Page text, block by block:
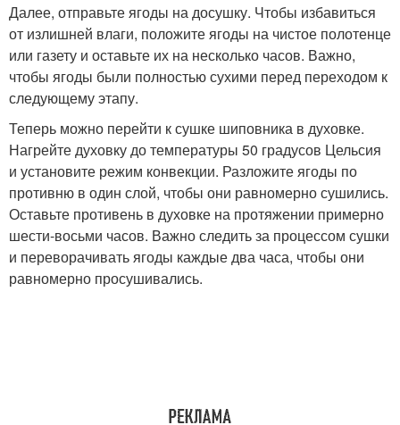
Далее, отправьте ягоды на досушку. Чтобы избавиться
от излишней влаги, положите ягоды на чистое полотенце
или газету и оставьте их на несколько часов. Важно,
чтобы ягоды были полностью сухими перед переходом к
следующему этапу.
Теперь можно перейти к сушке шиповника в духовке.
Нагрейте духовку до температуры 50 градусов Цельсия
и установите режим конвекции. Разложите ягоды по
противню в один слой, чтобы они равномерно сушились.
Оставьте противень в духовке на протяжении примерно
шести-восьми часов. Важно следить за процессом сушки
и переворачивать ягоды каждые два часа, чтобы они
равномерно просушивались.